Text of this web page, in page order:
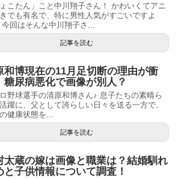
ょこたん」こと中川翔子さん！ かわいくてアニ
でも有名で、特に男性人気がすごいですよ
回はそんな中川翔子さ...
記事を読む
和博現在の11月足切断の理由が衝
糖尿病悪化で画像が別人？
野球選手の清原和博さん♪ 息子たちの素晴ら
躍に、父として誇らしい日々を送る一方で、
健康状態を...
記事を読む
太蔵の嫁は画像と職業は？結婚馴れ
と子供情報について調査！